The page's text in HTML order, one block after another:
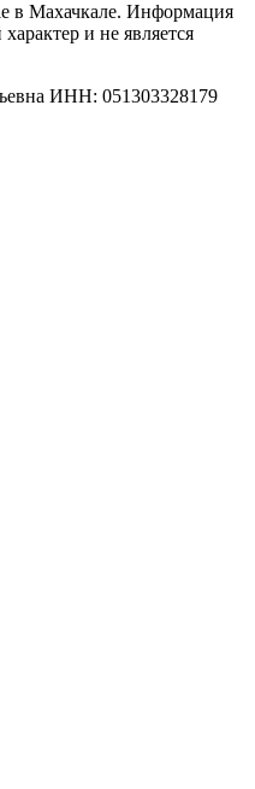
в Махачкале. Информация
и не является
ИНН: 051303328179